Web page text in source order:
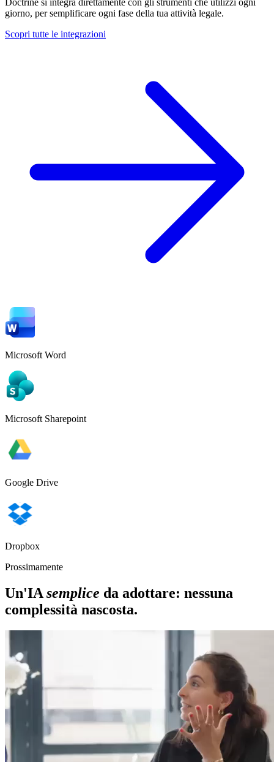
giorno, per semplificare ogni fase della tua attività legale.
Scopri tutte le integrazioni
Microsoft Word
Microsoft Sharepoint
Google Drive
Dropbox
Prossimamente
Un'IA semplice da adottare: nessuna
complessità nascosta.